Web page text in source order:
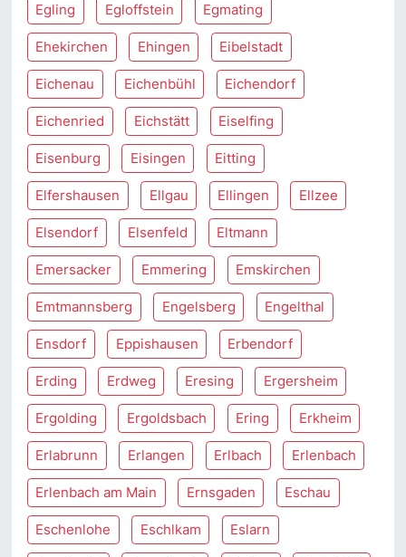
Egling Egloffstein Egmating
Ehekirchen Ehingen Eibelstadt
Eichenau Eichenbühl Eichendorf
Eichenried Eichstätt Eiselfing
Eisenburg Eisingen Eitting
Elfershausen Ellgau Ellingen Ellzee
Elsendorf Elsenfeld Eltmann
Emersacker Emmering Emskirchen
Emtmannsberg Engelsberg Engelthal
Ensdorf Eppishausen Erbendorf
Erding Erdweg Eresing Ergersheim
Ergolding Ergoldsbach Ering Erkheim
Erlabrunn Erlangen Erlbach Erlenbach
Erlenbach am Main Ernsgaden Eschau
Eschenlohe Eschlkam Eslarn